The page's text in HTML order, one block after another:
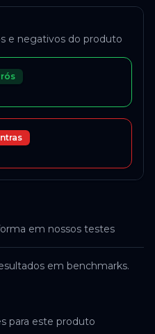
e negativos do produto
em nossos testes
em benchmarks.
para este produto